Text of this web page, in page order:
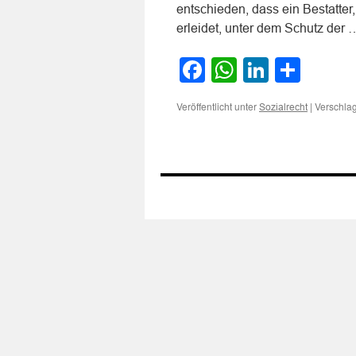
entschieden, dass ein
erleidet, unter dem Schutz der
Facebook
WhatsApp
LinkedIn
Veröffentlicht unter Sozialrecht |